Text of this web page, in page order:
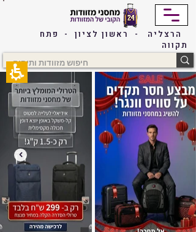
The
page,
click
to
move
the
main
Content
הרצליה - ראשון לציון - פתח
תקווה